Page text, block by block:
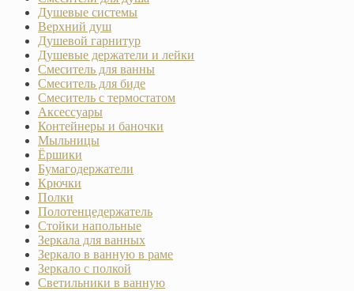
Душевые системы
Верхний душ
Душевой гарнитур
Душевые держатели и лейки
Смеситель для ванны
Смеситель для биде
Смеситель с термостатом
Аксессуары
Контейнеры и баночки
Мыльницы
Ёршики
Бумагодержатели
Крючки
Полки
Полотенцедержатель
Стойки напольные
Зеркала для ванных
Зеркало в ванную в раме
Зеркало с полкой
Светильники в ванную